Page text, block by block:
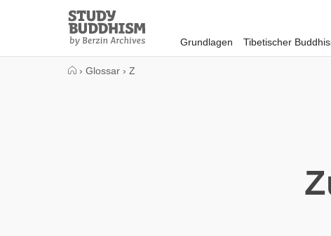
Study
Buddhism
Home
Grundlagen Tibetischer
› Glossar › Z